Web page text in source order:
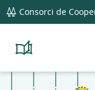
global
navigation
Consorci de
Platform
Resource